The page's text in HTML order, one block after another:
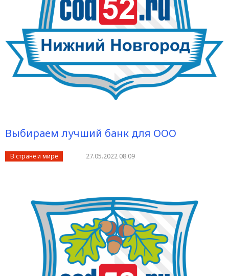
Выбираем лучший банк для ООО
В стране и мире 27.05.2022 08:09